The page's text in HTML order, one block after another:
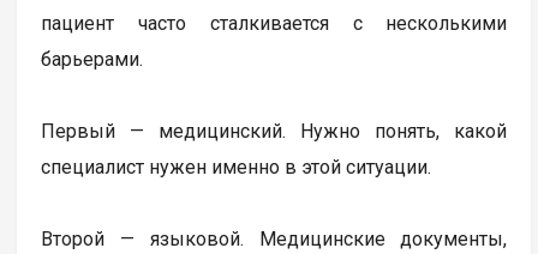
пациент часто сталкивается с несколькими
барьерами.
Первый — медицинский. Нужно понять, какой
специалист нужен именно в этой ситуации.
Второй — языковой. Медицинские документы,